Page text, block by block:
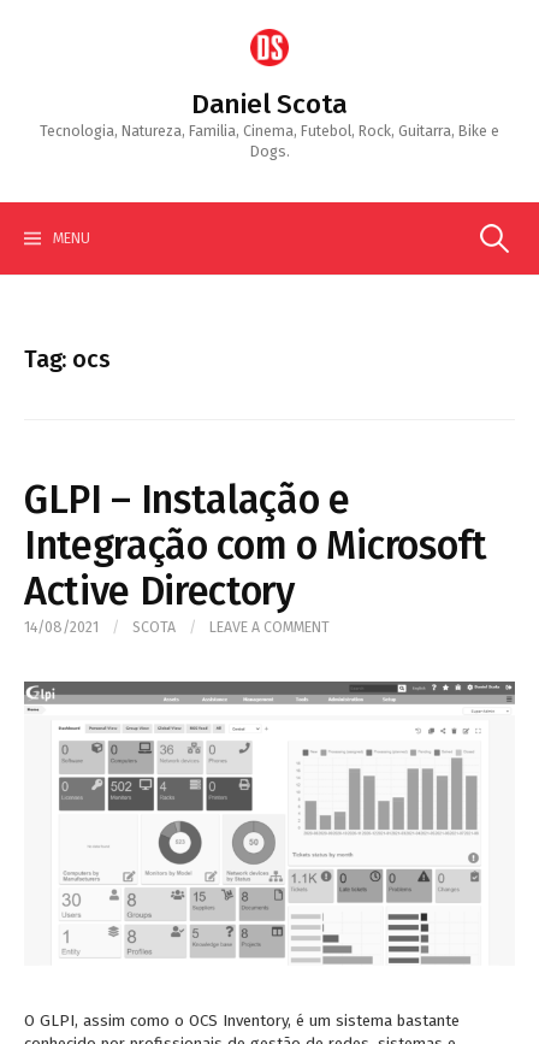
Daniel Scota
Tecnologia, Natureza, Familia, Cinema, Futebol, Rock, Guitarra, Bike e
Dogs.
MENU Search
Tag: ocs
GLPI – Instalação e
Integração com o Microsoft
Active Directory
14/08/2021 / SCOTA / LEAVE A COMMENT
O GLPI, assim como o OCS Inventory, é um sistema bastante